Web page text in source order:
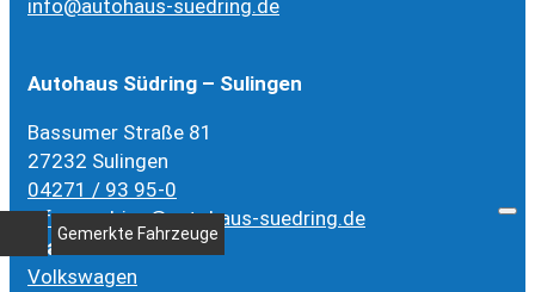
info@autohaus-suedring.de
Autohaus Südring – Sulingen
Bassumer Straße 81
27232 Sulingen
04271 / 93 95-0
info-suedring@autohaus-suedring.de
Marken
Volkswagen
Gemerkte Fahrzeuge